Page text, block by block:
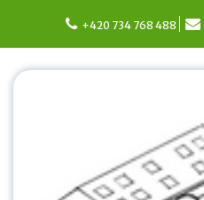
content
+420 734 768 488